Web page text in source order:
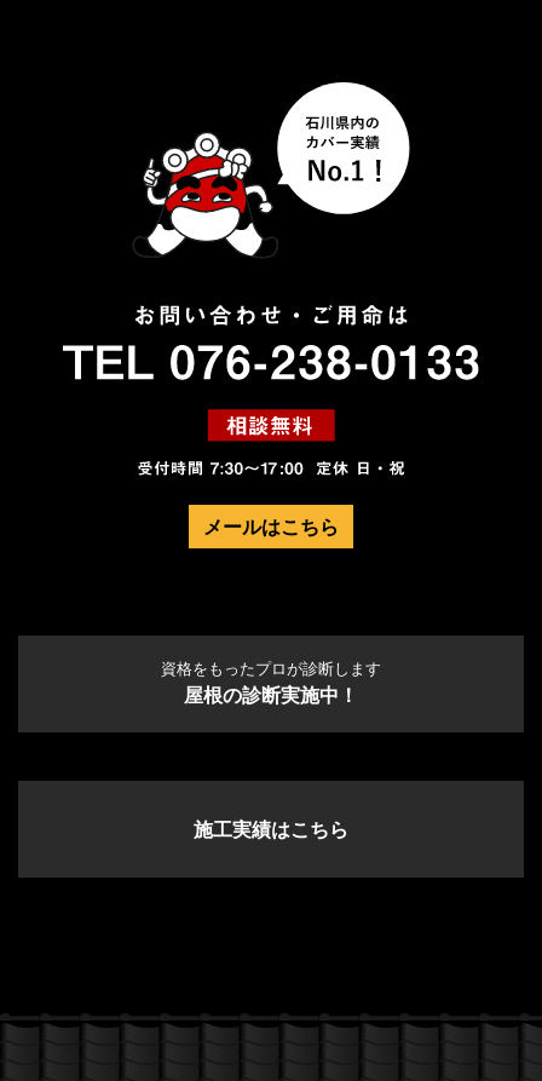
メールはこちら
資格をもったプロが診断します
屋根の診断実施中！
施工実績はこちら